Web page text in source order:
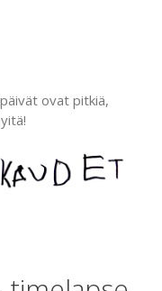
ovat pitkiä,